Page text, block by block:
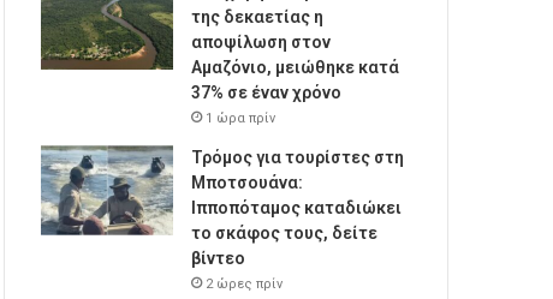
της δεκαετίας η
αποψίλωση στον
Αμαζόνιο, μειώθηκε κατά
37% σε έναν χρόνο
1 ώρα πρίν
Τρόμος για τουρίστες στη
Μποτσουάνα:
Ιπποπόταμος καταδιώκει
το σκάφος τους, δείτε
βίντεο
2 ώρες πρίν